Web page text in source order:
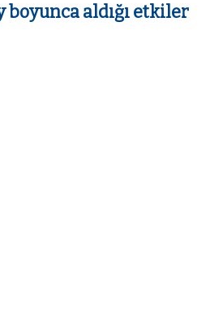
boyunca aldığı etkiler